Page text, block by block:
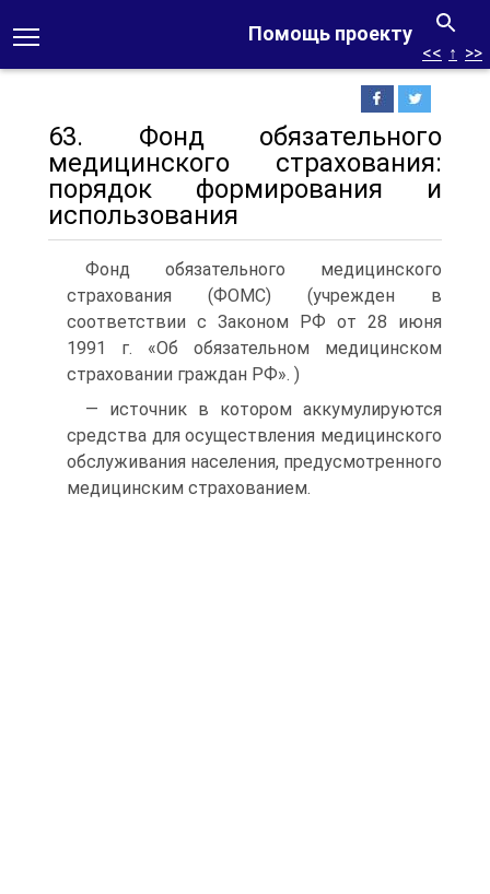
Помощь проекту
<< ↑ >>
63. Фонд обязательного
медицинского страхования:
порядок формирования и
использования
Фонд обязательного медицинского
страхования (ФОМС) (учрежден в
соответствии с Законом РФ от 28 июня
1991 г. «Об обязательном медицинском
страхо­вании граждан РФ». )
— источник в котором аккумулируются
средства для осуществления медицинского
обслуживания населе­ния, предусмотренного
медицинским страхованием.